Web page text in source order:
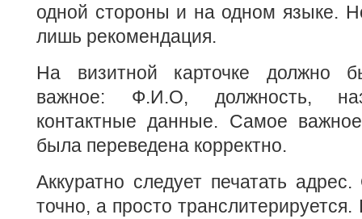
одной стороны и на одном языке.
лишь рекомендация.
На визитной карточке должно
важное: Ф.И.О, должность,
контактные данные. Самое
была переведена корректно.
Аккуратно следует печатать
точно, а просто